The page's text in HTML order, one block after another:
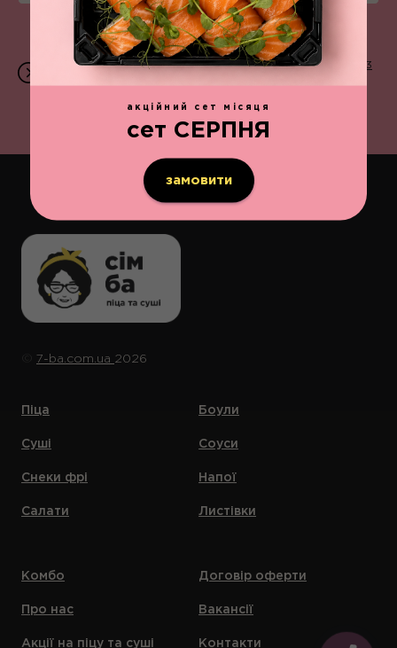
Приймаємо замовлення щодня з 11:00 до 22:00 | 096 203
акційний сет місяця
сет СЕРПНЯ
замовити
7-ba.com.ua 2026
Піца
Суші
Снеки фрі
Салати
Боули
Соуси
Напої
Листівки
Комбо
Про нас
Акції на піцу та суші
Договір оферти
Вакансії
Контакти